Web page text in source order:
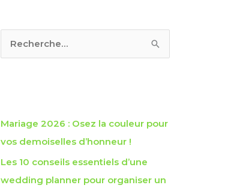
eMariage 2026 : Osez la couleur pour
vos demoiselles d’honneur !
Les 10 conseils essentiels d’une
wedding planner pour organiser un